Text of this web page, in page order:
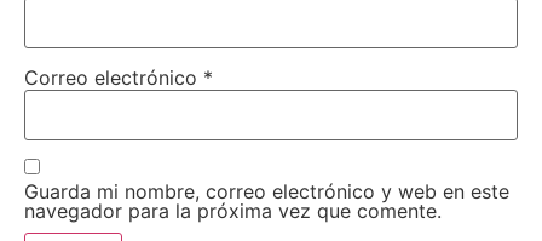
Correo electrónico *
Guarda mi nombre, correo electrónico y web en este
navegador para la próxima vez que comente.